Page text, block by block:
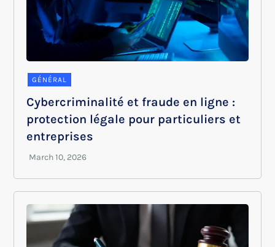
GÉNÉRAL
Cybercriminalité et fraude en ligne :
protection légale pour particuliers et
entreprises